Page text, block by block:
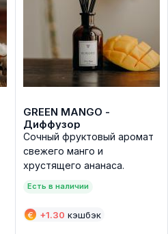
GREEN MANGO -
Диффузор
Сочный фруктовый аромат
свежего манго и
хрустящего ананаса.
Есть в наличии
€ +1.30 кэшбэк